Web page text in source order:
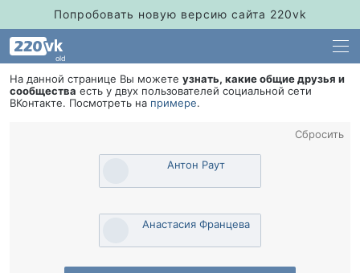
Попробовать новую версию сайта 220vk
old
На данной странице Вы можете узнать, какие общие друзья и
сообщества есть у двух пользователей социальной сети
Контакте. Посмотреть на примере.
Сбросить
Антон Раут
Анастасия Францева